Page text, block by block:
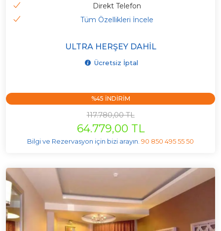
Direkt Telefon
Tüm Özellikleri İncele
ULTRA HERŞEY DAHIL
Ücretsiz İptal
%45 INDIRIM
117.780,00 TL
64.779,00 TL
Bilgi ve Rezervasyon için bizi arayın. 90 850 495 55 50